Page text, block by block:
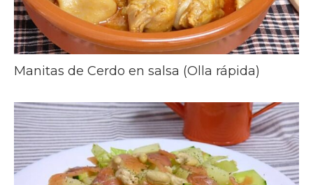
Manitas de Cerdo en salsa (Olla rápida)